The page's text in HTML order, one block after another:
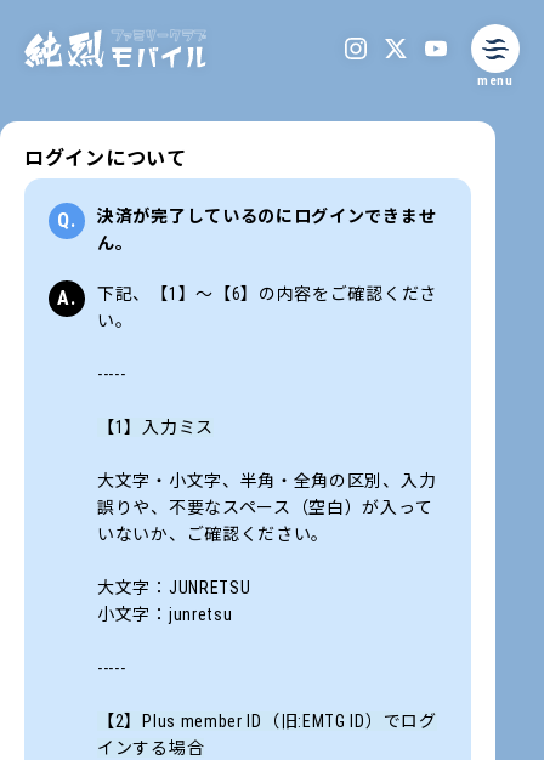
menu
ログインについて
決済が完了しているのにログインできませ
ん。
下記、【1】～【6】の内容をご確認くださ
い。
-----
【1】入力ミス
大文字・小文字、半角・全角の区別、入力
誤りや、不要なスペース（空白）が入って
いないか、ご確認ください。
大文字：JUNRETSU
小文字：junretsu
-----
【2】Plus member ID（旧:EMTG ID）でログ
インする場合